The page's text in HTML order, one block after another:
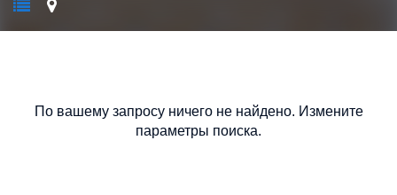
По вашему запросу ничего не найдено. Измените
параметры поиска.